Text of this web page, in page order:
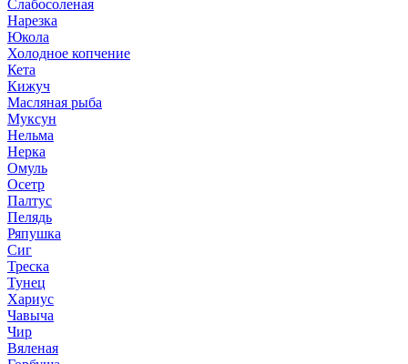
Слабосоленая
Нарезка
Юкола
Холодное копчение
Кета
Кижуч
Масляная рыба
Муксун
Нельма
Нерка
Омуль
Осетр
Палтус
Пелядь
Ряпушка
Сиг
Треска
Тунец
Хариус
Чавыча
Чир
Вяленая